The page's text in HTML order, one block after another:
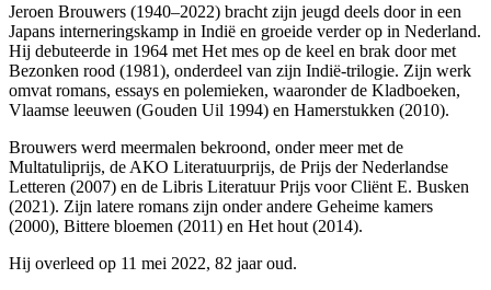
Jeroen Brouwers (1940–2022) bracht zijn jeugd deels door in een
Japans interneringskamp in Indië en groeide verder op in Nederland.
Hij debuteerde in 1964 met Het mes op de keel en brak door met
Bezonken rood (1981), onderdeel van zijn Indië-trilogie. Zijn werk
omvat romans, essays en polemieken, waaronder de Kladboeken,
Vlaamse leeuwen (Gouden Uil 1994) en Hamerstukken (2010).
Brouwers werd meermalen bekroond, onder meer met de
Multatuliprijs, de AKO Literatuurprijs, de Prijs der Nederlandse
Letteren (2007) en de Libris Literatuur Prijs voor Cliënt E. Busken
(2021). Zijn latere romans zijn onder andere Geheime kamers
(2000), Bittere bloemen (2011) en Het hout (2014).
Hij overleed op 11 mei 2022, 82 jaar oud.